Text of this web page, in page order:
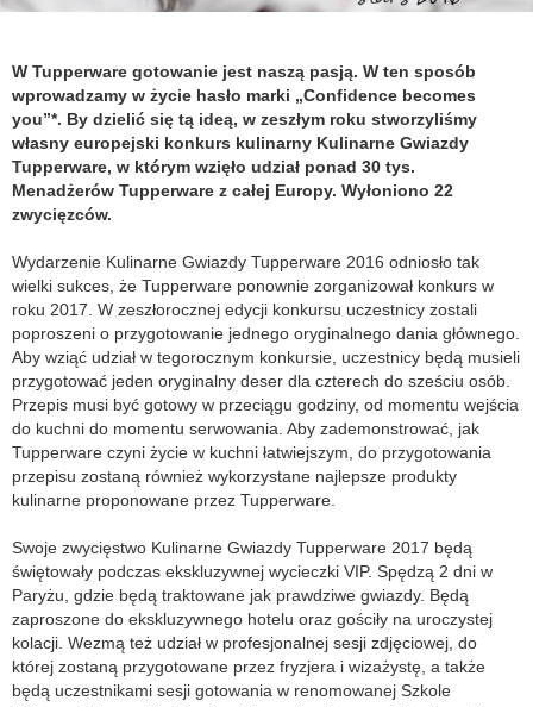
W Tupperware gotowanie jest naszą pasją. W ten sposób
wprowadzamy w życie hasło marki „Confidence becomes
you”*. By dzielić się tą ideą, w zeszłym roku stworzyliśmy
własny europejski konkurs kulinarny Kulinarne Gwiazdy
Tupperware, w którym wzięło udział ponad 30 tys.
Menadżerów Tupperware z całej Europy. Wyłoniono 22
zwycięzców.
Wydarzenie Kulinarne Gwiazdy Tupperware 2016 odniosło tak
wielki sukces, że Tupperware ponownie zorganizował konkurs w
roku 2017. W zeszłorocznej edycji konkursu uczestnicy zostali
poproszeni o przygotowanie jednego oryginalnego dania głównego.
Aby wziąć udział w tegorocznym konkursie, uczestnicy będą musieli
przygotować jeden oryginalny deser dla czterech do sześciu osób.
Przepis musi być gotowy w przeciągu godziny, od momentu wejścia
do kuchni do momentu serwowania. Aby zademonstrować, jak
Tupperware czyni życie w kuchni łatwiejszym, do przygotowania
przepisu zostaną również wykorzystane najlepsze produkty
kulinarne proponowane przez Tupperware.
Swoje zwycięstwo Kulinarne Gwiazdy Tupperware 2017 będą
świętowały podczas ekskluzywnej wycieczki VIP. Spędzą 2 dni w
Paryżu, gdzie będą traktowane jak prawdziwe gwiazdy. Będą
zaproszone do ekskluzywnego hotelu oraz gościły na uroczystej
kolacji. Wezmą też udział w profesjonalnej sesji zdjęciowej, do
której zostaną przygotowane przez fryzjera i wizażystę, a także
będą uczestnikami sesji gotowania w renomowanej Szkole